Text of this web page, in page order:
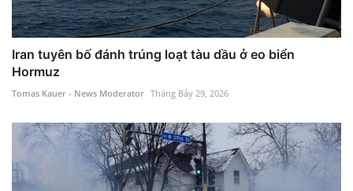
Iran tuyên bố đánh trúng loạt tàu dầu ở eo biển
Hormuz
Tomas Kauer - News Moderator Tháng Bảy 29, 2026